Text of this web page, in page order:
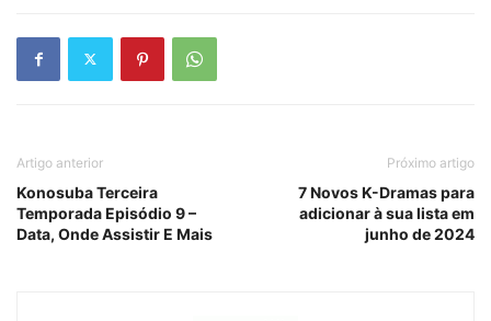
Artigo anterior
Konosuba Terceira
Temporada Episódio 9 –
Data, Onde Assistir E Mais
Próximo artigo
7 Novos K-Dramas para
adicionar à sua lista em
junho de 2024